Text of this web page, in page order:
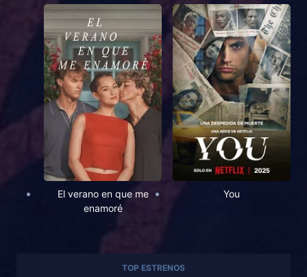
El verano en que me
enamoré
You
TOP ESTRENOS